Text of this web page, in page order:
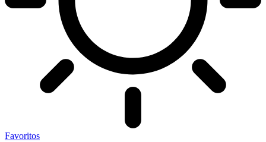
Favoritos